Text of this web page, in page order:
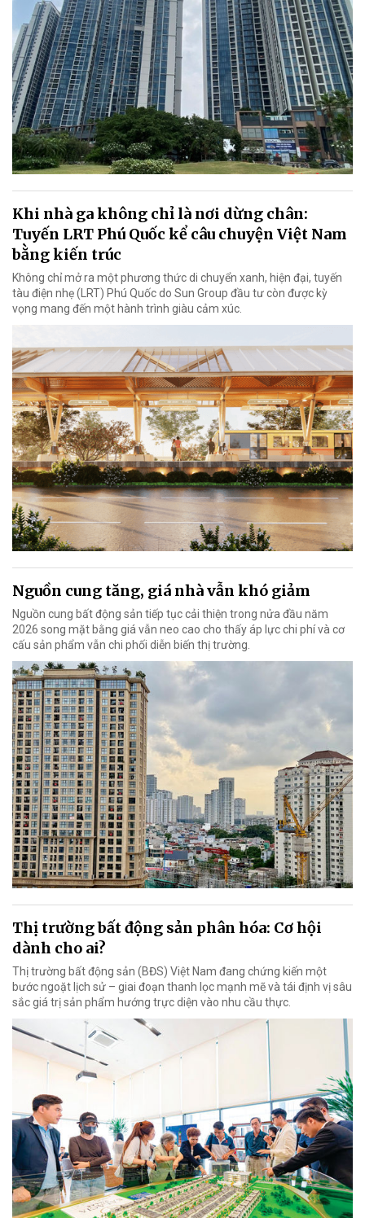
Khi nhà ga không chỉ là nơi dừng chân:
Tuyến LRT Phú Quốc kể câu chuyện Việt Nam
bằng kiến trúc
Không chỉ mở ra một phương thức di chuyển xanh, hiện đại, tuyến
tàu điện nhẹ (LRT) Phú Quốc do Sun Group đầu tư còn được kỳ
vọng mang đến một hành trình giàu cảm xúc.
Nguồn cung tăng, giá nhà vẫn khó giảm
Nguồn cung bất động sản tiếp tục cải thiện trong nửa đầu năm
2026 song mặt bằng giá vẫn neo cao cho thấy áp lực chi phí và cơ
cấu sản phẩm vẫn chi phối diễn biến thị trường.
Thị trường bất động sản phân hóa: Cơ hội
dành cho ai?
Thị trường bất động sản (BĐS) Việt Nam đang chứng kiến một
bước ngoặt lịch sử – giai đoạn thanh lọc mạnh mẽ và tái định vị sâu
sắc giá trị sản phẩm hướng trực diện vào nhu cầu thực.